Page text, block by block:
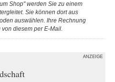
Shop" werden Sie zu einem
Sie können dort aus
auswählen. Ihre Rechnung
diesem per E-Mail.
ANZEIGE